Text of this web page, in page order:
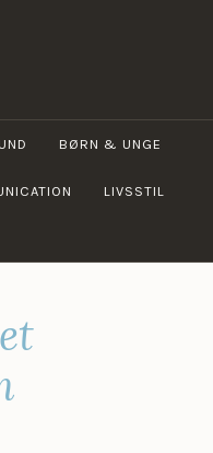
NETGUIDE
BØRN & UNGE
LIVSSTIL